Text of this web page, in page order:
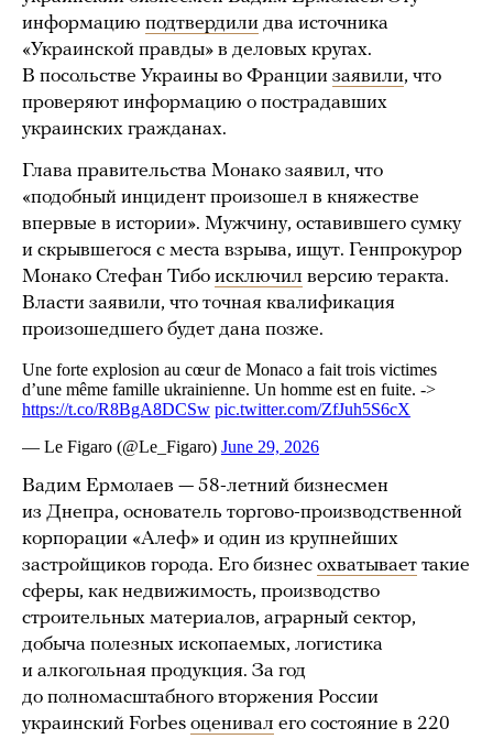
информацию подтвердили два источника
«Украинской правды» в деловых кругах.
В посольстве Украины во Франции заявили, что
проверяют информацию о пострадавших
украинских гражданах.
Глава правительства Монако заявил, что
«подобный инцидент произошел в княжестве
впервые в истории». Мужчину, оставившего сумку
и скрывшегося с места взрыва, ищут. Генпрокурор
Монако Стефан Тибо исключил версию теракта.
Власти заявили, что точная квалификация
произошедшего будет дана позже.
Вадим Ермолаев — 58-летний бизнесмен
из Днепра, основатель торгово-производственной
корпорации «Алеф» и один из крупнейших
застройщиков города. Его бизнес охватывает такие
сферы, как недвижимость, производство
строительных материалов, аграрный сектор,
добыча полезных ископаемых, логистика
и алкогольная продукция. За год
до полномасштабного вторжения России
украинский Forbes оценивал его состояние в 220